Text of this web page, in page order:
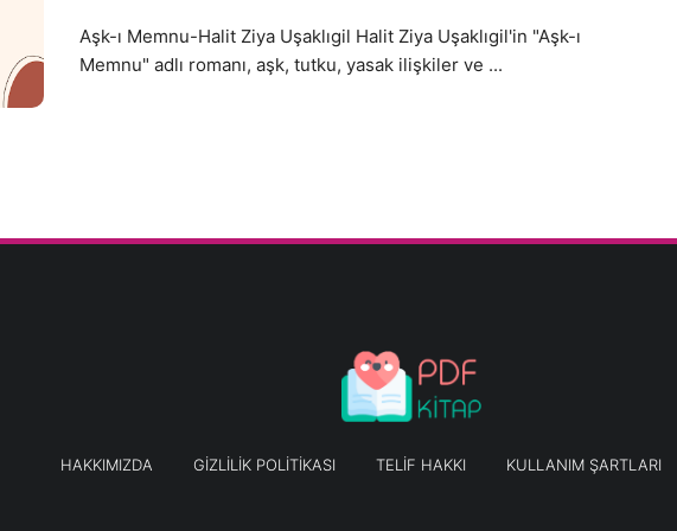
Aşk-ı Memnu-Halit Ziya Uşaklıgil Halit Ziya Uşaklıgil'in "Aşk-ı
Memnu" adlı romanı, aşk, tutku, yasak ilişkiler ve ...
HAKKIMIZDA GIZLILIK POLITIKASI TELIF HAKKI KULLANIM ŞARTLARI